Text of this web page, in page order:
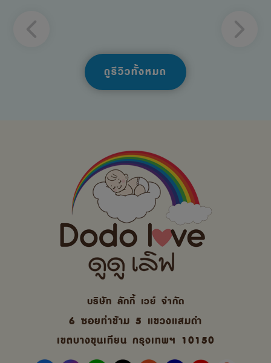
ดูรีวิวทั้งหมด
บริษัท ลักกี้ เวย์ จํากัด
6 ซอยท่าข้าม 5 แขวงแสมดำ
เขตบางขุนเทียน กรุงเทพฯ 10150